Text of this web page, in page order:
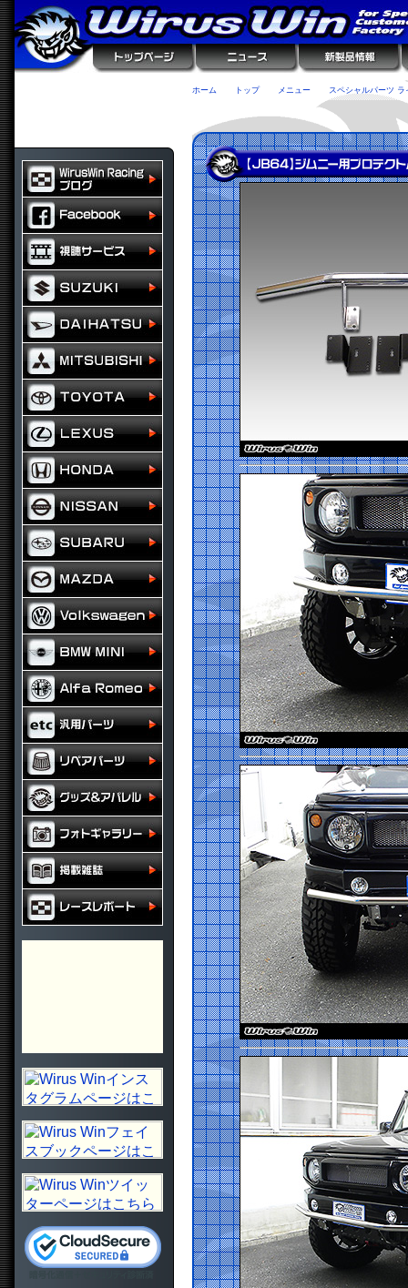
ホーム トップ メニュー スペシャルパーツ ラ